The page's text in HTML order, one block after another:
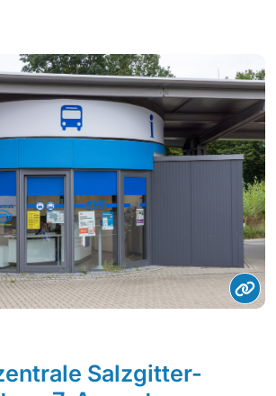
Salzgitter-